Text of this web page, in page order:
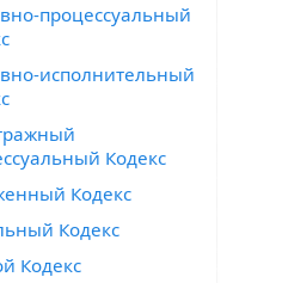
процессуальный
исполнительный
Кодекс
Кодекс
Кодекс
Кодекс